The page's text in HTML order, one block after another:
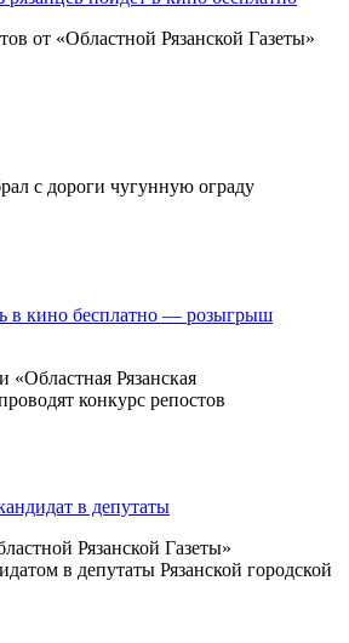
от «Областной Рязанской Газеты»
с дороги чугунную ограду
в кино бесплатно — розыгрыш
Рязанская
конкурс репостов
в депутаты
Рязанской Газеты»
в депутаты Рязанской городской